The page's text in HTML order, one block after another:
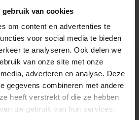
gebruik van cookies
om content en advertenties te
voor social media te bieden
te analyseren. Ook delen we
van onze site met onze
adverteren en analyse. Deze
gegevens combineren met andere
heeft verstrekt of die ze hebben
uw gebruik van hun services.